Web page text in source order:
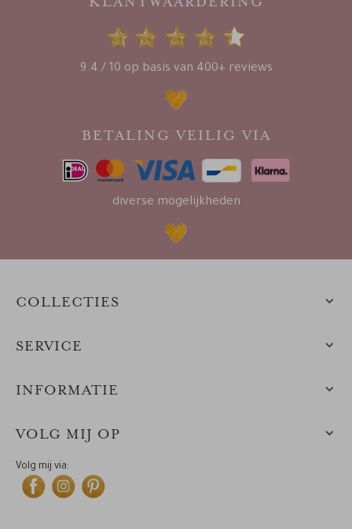
9.4 / 10 op basis van 400+ reviews
BETALING VEILIG VIA
diverse mogelijkheden
COLLECTIES
SERVICE
INFORMATIE
VOLG MIJ OP
Volg mij via: